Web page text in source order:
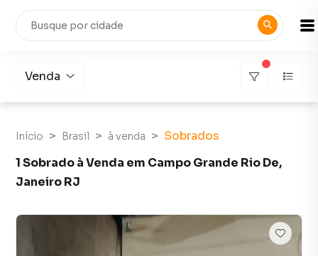
Venda
Início Brasil à venda
Sobrados
1 Sobrado à Venda em Campo Grande Rio De,
Janeiro RJ